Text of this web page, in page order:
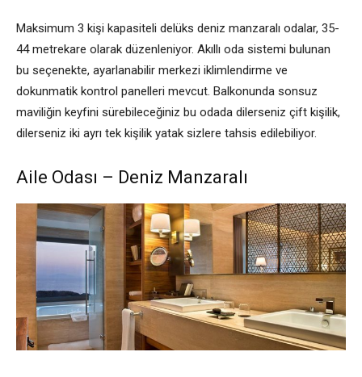
Maksimum 3 kişi kapasiteli delüks deniz manzaralı odalar, 35-
44 metrekare olarak düzenleniyor. Akıllı oda sistemi bulunan
bu seçenekte, ayarlanabilir merkezi iklimlendirme ve
dokunmatik kontrol panelleri mevcut. Balkonunda sonsuz
maviliğin keyfini sürebileceğiniz bu odada dilerseniz çift kişilik,
dilerseniz iki ayrı tek kişilik yatak sizlere tahsis edilebiliyor.
Aile Odası – Deniz Manzaralı